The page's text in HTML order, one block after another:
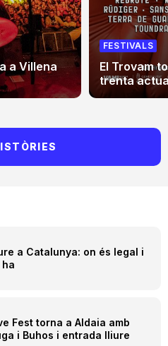
a Catalunya: on és legal i
Fest torna a Aldaia amb
i Buhos i entrada lliure
a Villena
FESTIVALS
El Trovam
trenta